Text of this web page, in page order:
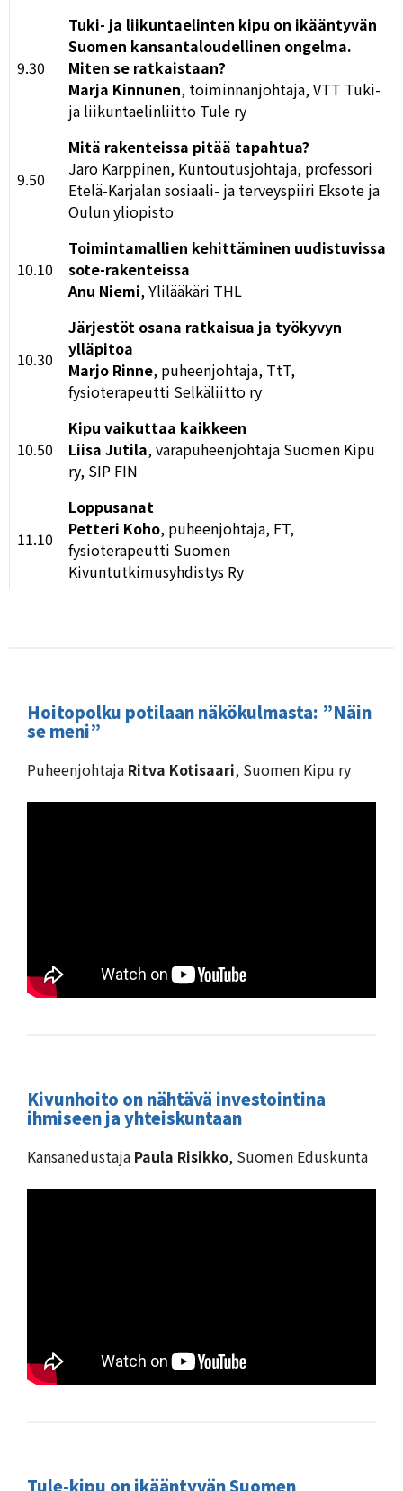
9.30
Tuki- ja liikuntaelinten kipu on ikääntyvän
Suomen kansantaloudellinen ongelma.
Miten se ratkaistaan?
Marja Kinnunen, toiminnanjohtaja, VTT Tuki-
ja liikuntaelinliitto Tule ry
9.50
Mitä rakenteissa pitää tapahtua?
Jaro Karppinen, Kuntoutusjohtaja, professori
Etelä-Karjalan sosiaali- ja terveyspiiri Eksote ja
Oulun yliopisto
10.10
Toimintamallien kehittäminen uudistuvissa
sote-rakenteissa
Anu Niemi, Ylilääkäri THL
10.30
Järjestöt osana ratkaisua ja työkyvyn
ylläpitoa
Marjo Rinne, puheenjohtaja, TtT,
fysioterapeutti Selkäliitto ry
10.50
Kipu vaikuttaa kaikkeen
Liisa Jutila, varapuheenjohtaja Suomen Kipu
ry, SIP FIN
11.10
Loppusanat
Petteri Koho, puheenjohtaja, FT,
fysioterapeutti Suomen
Kivuntutkimusyhdistys Ry
Hoitopolku potilaan näkökulmasta: ”Näin
se meni”
Puheenjohtaja Ritva Kotisaari, Suomen Kipu ry
Kivunhoito on nähtävä investointina
ihmiseen ja yhteiskuntaan
Kansanedustaja Paula Risikko, Suomen Eduskunta
Tule-kipu on ikääntyvän Suomen